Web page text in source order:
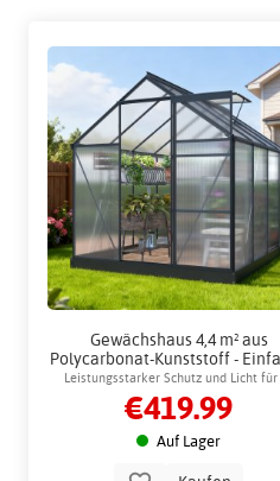
Gewächshaus 4,4 m² aus
Polycarbonat-Kunststoff -
Montage
Leistungsstarker Schutz und Licht
Anbau
€419.99
Auf Lager